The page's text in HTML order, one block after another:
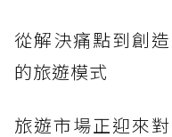
從解決痛點到創
的旅遊模式
旅遊市場正迎來